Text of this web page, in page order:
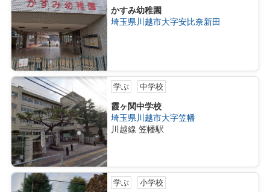
かすみ幼稚園
埼玉県川越市大字安比奈新田
学ぶ 中学校
霞ヶ関中学校
埼玉県川越市大字笠幡
川越線 笠幡駅
学ぶ 小学校